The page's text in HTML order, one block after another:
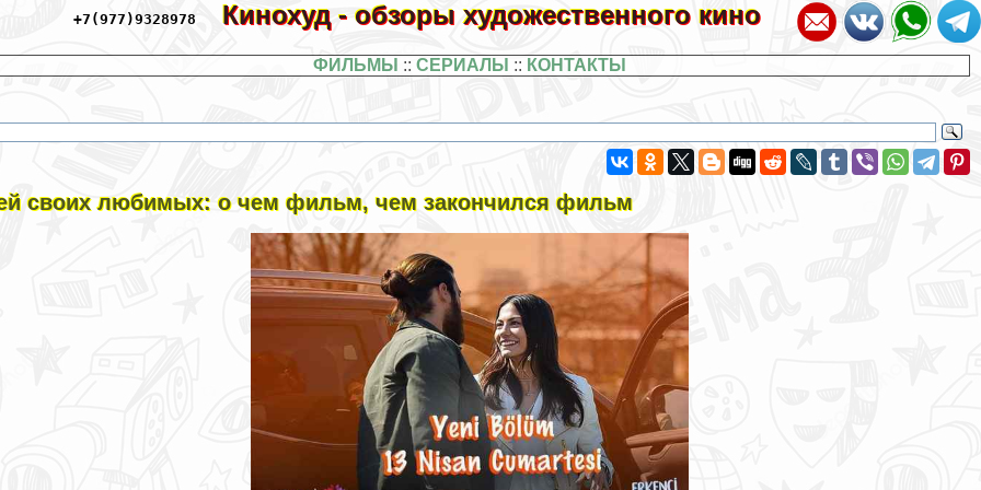
+7(977)9328978 Кинохуд - обзоры художественного кино
ФИЛЬМЫ ::СЕРИАЛЫ :: КОНТАКТЫ
своих любимых: о чем фильм, чем закончился фильм